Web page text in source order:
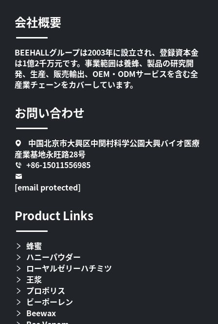
会社概要
BEEHALLグループは2003年に設立され、登録資本金
は1億2千万元です。事業範囲は養蜂、製品の研究開
発、生産、販売輸出、OEM・ODMサービスを含む全
産業チェーンをカバーしています。
お問い合わせ
中国北京市大興区中関村科学公園大興バイオ医療
産業基地永旺路28号
+86-15011556985
[email protected]
Product Links
蜂蜜
ハニーパウダー
ローヤルゼリーハチミツ
王浆
プロポリス
ビーポーレン
Beewax